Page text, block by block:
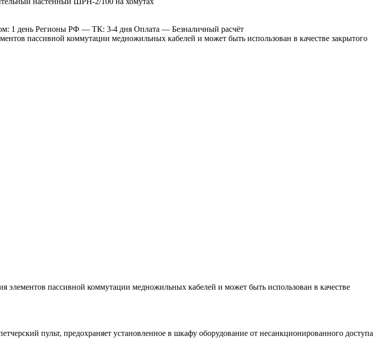
1 день Регионы РФ — ТК: 3-4 дня Оплата — Безналичный расчёт
пассивной коммутации медножильных кабелей и может быть использован в качестве закрытого
пассивной коммутации медножильных кабелей и может быть использован в качестве
пульт, предохраняет установленное в шкафу оборудование от несанкционированного доступа